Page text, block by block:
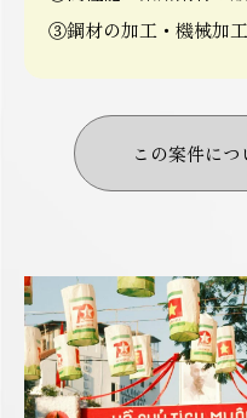
③鋼材の加工・機械加
この案件に